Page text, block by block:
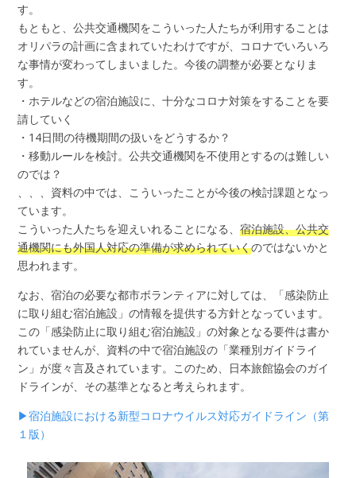
す。
もともと、公共交通機関をこういった人たちが利用することは
オリパラの計画に含まれていたわけですが、コロナでいろいろ
な事情が変わってしまいました。今後の調整が必要となりま
す。
・ホテルなどの宿泊施設に、十分なコロナ対策をすることを要
請していく
・14日間の待機期間の扱いをどうするか？
・移動ルールを検討。公共交通機関を不使用とするのは難しい
のでは？
、、、資料の中では、こういったことが今後の検討課題となっ
ています。
こういった人たちを迎えいれることになる、 宿泊施設、公共交
通機関にも外国人対応の準備が求められていくのではないかと
思われます。
なお、宿泊の必要な都市ボランティアに対しては、「感染防止
に取り組む宿泊施設」の情報を提供する方針となっています。
この「感染防止に取り組む宿泊施設」の対象となる要件は書か
れていませんが、資料の中で宿泊施設の「業種別ガイドライ
ン」が度々言及されています。このため、日本旅館協会のガイ
ドラインが、その基準となると考えられます。
▶宿泊施設における新型コロナウイルス対応ガイドライン（第
１版）